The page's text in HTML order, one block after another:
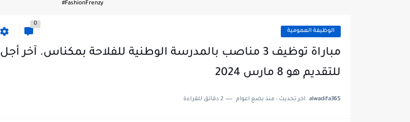
#FashionFrenzy
الوظيفة العمومية
0
مباراة توظيف 3 مناصب بالمدرسة الوطنية للفلاحة بمكناس. آخر أجل
للتقديم هو 8 مارس 2024
alwadifa365 اخر تحديث : منذ بضع اعوام 2 دقائق للقراءة